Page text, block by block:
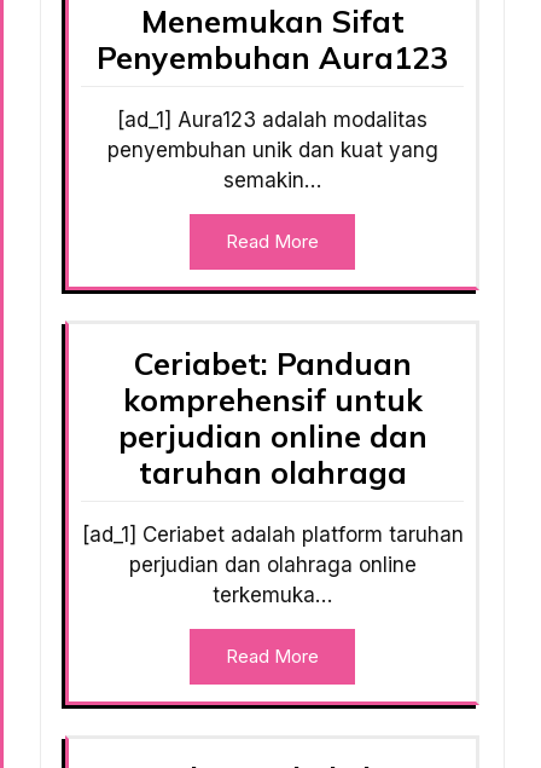
Menemukan Sifat
Penyembuhan Aura123
[ad_1] Aura123 adalah modalitas
penyembuhan unik dan kuat yang
semakin…
Read More
Ceriabet: Panduan
komprehensif untuk
perjudian online dan
taruhan olahraga
[ad_1] Ceriabet adalah platform taruhan
perjudian dan olahraga online
terkemuka…
Read More